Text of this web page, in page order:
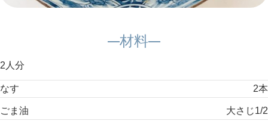
材料
2人分
なす 2本
ごま油 大さじ1/2